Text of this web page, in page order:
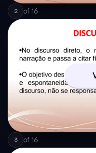
2 of 16
3 of 16